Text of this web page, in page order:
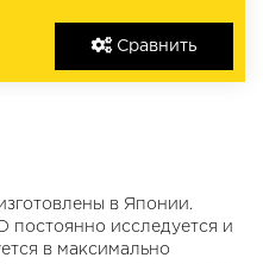
Сравнить
в Японии.
постоянно исследуется и
в максимально